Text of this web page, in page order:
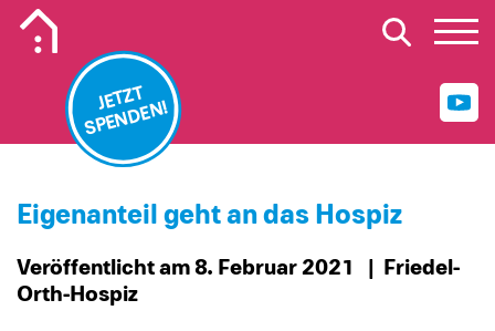
JETZT
SPENDEN!
Eigenanteil geht an das Hospiz
Veröffentlicht am 8. Februar 2021
| Friedel-
Orth-Hospiz
Mobiles Logo Mission Lebenshaus